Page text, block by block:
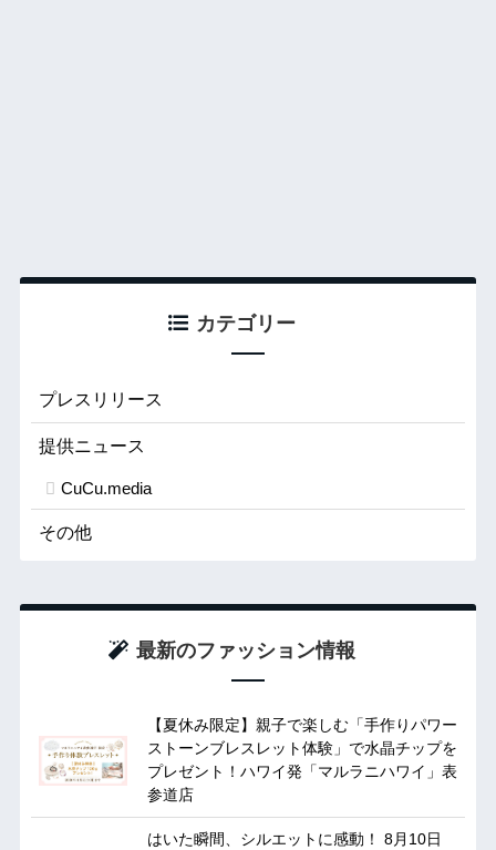
カテゴリー
プレスリリース
提供ニュース
CuCu.media
その他
最新のファッション情報
【夏休み限定】親子で楽しむ「手作りパワー
ストーンブレスレット体験」で水晶チップを
プレゼント！ハワイ発「マルラニハワイ」表
参道店
はいた瞬間、シルエットに感動！ 8月10日